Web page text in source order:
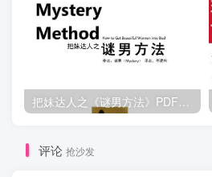
把妹达人之《谜男方法》PDF电子书下载【081504】
评论 抢沙发